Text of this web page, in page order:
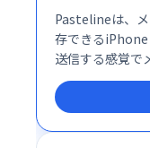
Pastelineは、
存できるiPhone
送信する感覚で
報をワンタッ
録・管理し、作
こでもアクセ
しません。